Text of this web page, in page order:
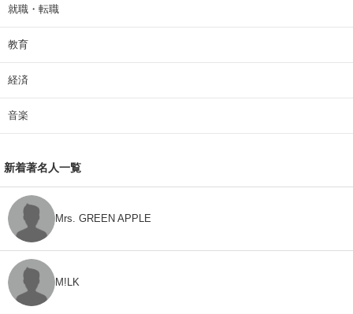
就職・転職
教育
経済
音楽
新着著名人一覧
Mrs. GREEN APPLE
M!LK